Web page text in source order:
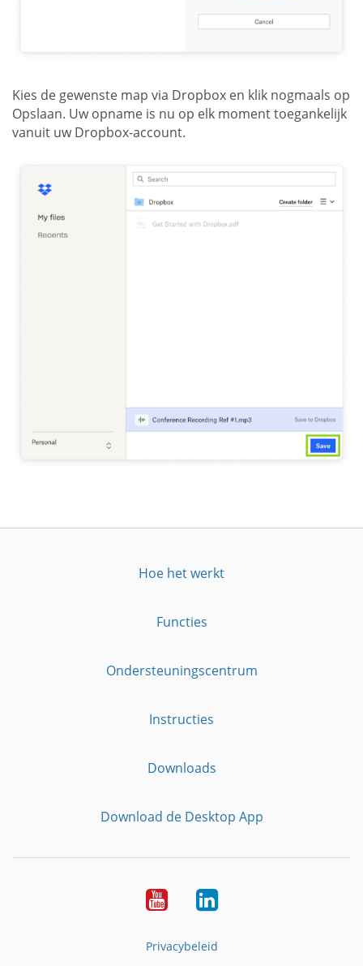
Kies de gewenste map via Dropbox en klik nogmaals op
Opslaan. Uw opname is nu op elk moment toegankelijk
vanuit uw Dropbox-account.
Hoe het werkt
Functies
Ondersteuningscentrum
Instructies
Downloads
Download de Desktop App
YouTubeLinkedIn
Privacybeleid